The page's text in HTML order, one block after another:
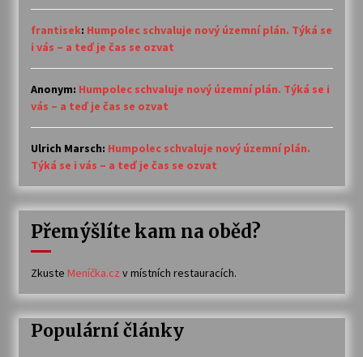
frantisek: Humpolec schvaluje nový územní plán. Týká se
i vás – a teď je čas se ozvat
Anonym: Humpolec schvaluje nový územní plán. Týká se i
vás – a teď je čas se ozvat
Ulrich Marsch: Humpolec schvaluje nový územní plán.
Týká se i vás – a teď je čas se ozvat
Přemýšlíte kam na oběd?
Zkuste Meníčka.cz v místních restauracích.
Populární články